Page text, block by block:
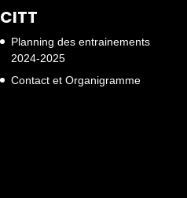
CITT
Planning des entrainements
2024-2025
Contact et Organigramme